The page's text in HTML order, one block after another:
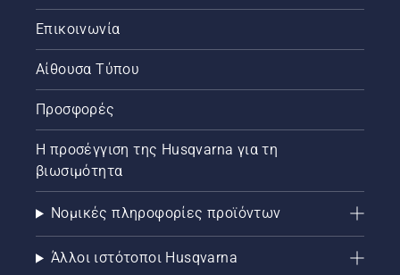
Επικοινωνία
Αίθουσα Τύπου
Προσφορές
Η προσέγγιση της Husqvarna για τη
βιωσιμότητα
Νομικές πληροφορίες προϊόντων
Άλλοι ιστότοποι Husqvarna